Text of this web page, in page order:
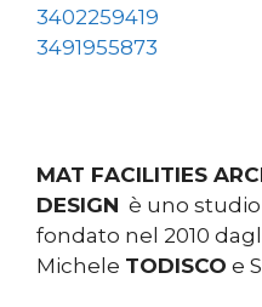
3402259419
3491955873
MAT FACILITIES
DESIGN è uno
fondato nel 2010
Michele TODISCO e